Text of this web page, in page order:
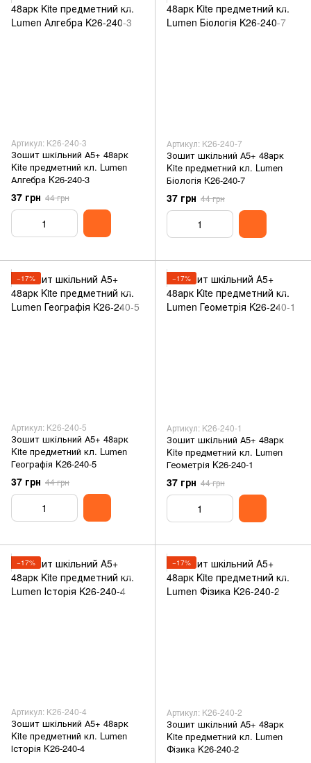
Артикул: K26-240-3
Зошит шкільний А5+ 48арк
Kite предметний кл. Lumen
Алгебра K26-240-3
37 грн 44 грн
Артикул: K26-240-7
Зошит шкільний А5+ 48арк
Kite предметний кл. Lumen
Біологія K26-240-7
37 грн 44 грн
−17%
Артикул: K26-240-5
Зошит шкільний А5+ 48арк
Kite предметний кл. Lumen
Географія K26-240-5
37 грн 44 грн
−17%
Артикул: K26-240-1
Зошит шкільний А5+ 48арк
Kite предметний кл. Lumen
Геометрія K26-240-1
37 грн 44 грн
−17%
Артикул: K26-240-4
Зошит шкільний А5+ 48арк
Kite предметний кл. Lumen
Історія K26-240-4
−17%
Артикул: K26-240-2
Зошит шкільний А5+ 48арк
Kite предметний кл. Lumen
Фізика K26-240-2